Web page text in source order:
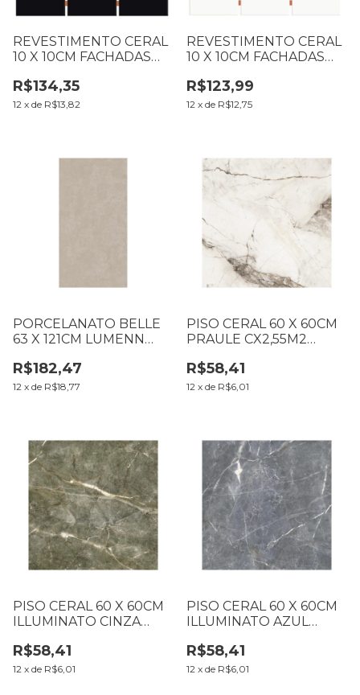
REVESTIMENTO CERAL
10 X 10CM FACHADAS
CX2,07M2 (BIT 3 TON 70
LOT 70)
R$134,35
12 x de R$13,82
REVESTIMENTO CERAL
10 X 10CM FACHADAS
BRILHO CX2,07M2 (BIT
3 TON 73 LOT 73)
R$123,99
12 x de R$12,75
PORCELANATO BELLE
63 X 121CM LUMENN
CX3,05M2 LC (BIT 3 TON
1 LOT 1)
R$182,47
12 x de R$18,77
PISO CERAL 60 X 60CM
PRAULE CX2,55M2
R$58,41
12 x de R$6,01
PISO CERAL 60 X 60CM
ILLUMINATO CINZA
LC
R$58,41
12 x de R$6,01
PISO CERAL 60 X 60CM
ILLUMINATO AZUL
LC
R$58,41
12 x de R$6,01